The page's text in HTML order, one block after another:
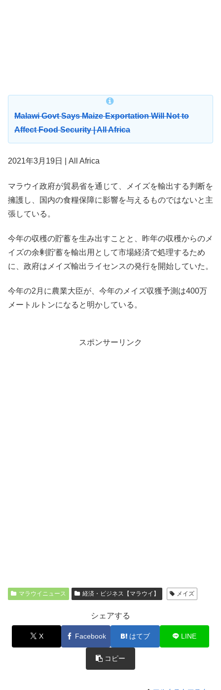
Malawi Govt Says Maize Exportation Will Not to
Affect Food Security | All Africa
2021年3月19日 | All Africa
マラウイ政府が貿易省を通じて、メイズを輸出する判断を
擁護し、国内の食糧保障に影響を与えるものではないと主
張している。
今年の収穫の貯蓄を生み出すことと、昨年の収穫からのメ
イズの余剰貯蓄を輸出用として市場経済で処理するため
に、政府はメイズ輸出ライセンスの発行を開始していた。
今年の2月に農業大臣が、今年のメイズ収獲予測は400万
メートルトンになると明かしている。
スポンサーリンク
マラウイニュース 経済・ビジネス【マラウイ】 メイズ
シェアする
X Facebook はてブ LINE
コピー